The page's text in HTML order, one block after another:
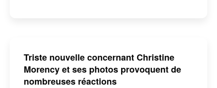
Triste nouvelle concernant Christine
Morency et ses photos provoquent de
nombreuses réactions